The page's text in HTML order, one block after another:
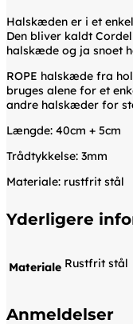
Halskæden er i et
Den bliver kaldt
halskæde og ja snoet
ROPE halskæde fra
bruges alene for et
andre halskæder for
Længde: 40cm + 5cm
Trådtykkelse: 3mm
Materiale: rustfrit stål
Yderligere
Materiale Rustfrit stål
Anmeldelser